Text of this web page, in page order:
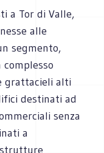
a Tor di Valle,
alle
segmento,
grattacieli alti
destinati ad
senza
a